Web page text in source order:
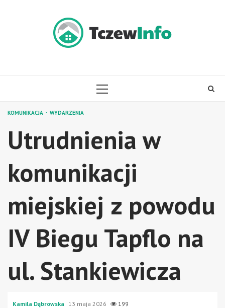
PRIMARY
KOMUNIKACJA WYDARZENIA
Utrudnienia w
komunikacji
miejskiej z powodu
IV Biegu Tapflo na
ul. Stankiewicza
Kamila Dąbrowska 13 maja 2026 199